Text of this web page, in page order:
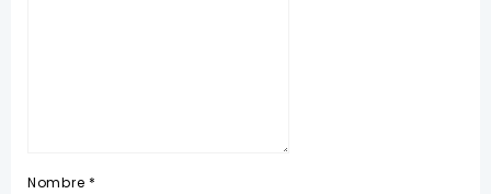
Nombre *